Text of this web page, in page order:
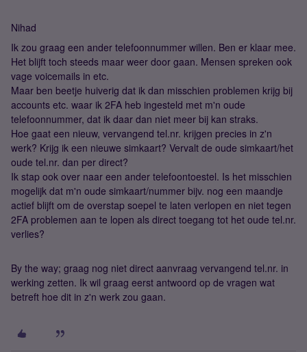
Nihad
Ik zou graag een ander telefoonnummer willen. Ben er klaar mee.
Het blijft toch steeds maar weer door gaan. Mensen spreken ook
vage voicemails in etc.
Maar ben beetje huiverig dat ik dan misschien problemen krijg bij
accounts etc. waar ik 2FA heb ingesteld met m'n oude
telefoonnummer, dat ik daar dan niet meer bij kan straks.
Hoe gaat een nieuw, vervangend tel.nr. krijgen precies in z'n
werk? Krijg ik een nieuwe simkaart? Vervalt de oude simkaart/het
oude tel.nr. dan per direct?
Ik stap ook over naar een ander telefoontoestel. Is het misschien
mogelijk dat m'n oude simkaart/nummer bijv. nog een maandje
actief blijft om de overstap soepel te laten verlopen en niet tegen
2FA problemen aan te lopen als direct toegang tot het oude tel.nr.
verlies?
By the way; graag nog niet direct aanvraag vervangend tel.nr. in
werking zetten. Ik wil graag eerst antwoord op de vragen wat
betreft hoe dit in z'n werk zou gaan.